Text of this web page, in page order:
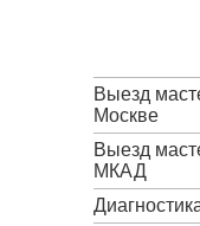
Выезд
Москве
Выезд
МКАД